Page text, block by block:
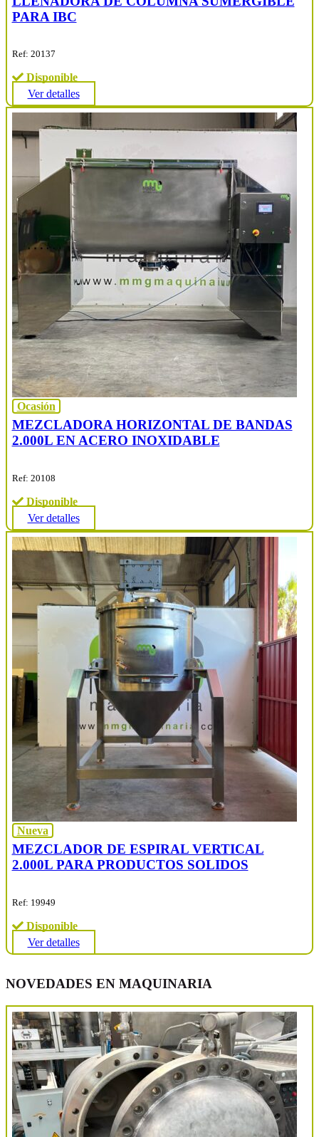
PARA IBC
Ref: 20137
Disponible
Ver detalles
Ocasión
MEZCLADORA HORIZONTAL DE BANDAS
2.000L EN ACERO INOXIDABLE
Ref: 20108
Disponible
Ver detalles
Nueva
MEZCLADOR DE ESPIRAL VERTICAL
2.000L PARA PRODUCTOS SOLIDOS
Ref: 19949
Disponible
Ver detalles
NOVEDADES EN MAQUINARIA